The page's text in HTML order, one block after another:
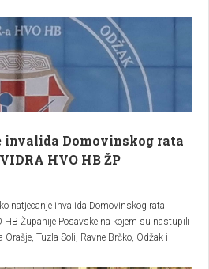
invalida Domovinskog rata
HVO HB ŽP
natjecanje invalida Domovinskog rata
HB Županije Posavske na kojem su nastupili
Tuzla Soli, Ravne Brčko, Odžak i